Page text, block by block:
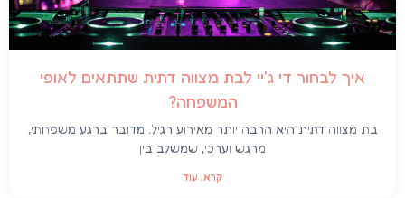
איך לבחור די ג'יי לבת מצווה דתית שתתאים לאופי
המשפחה?
בת מצווה דתית היא הרבה יותר מאירוע רגיל. מדובר ברגע משפחתי,
מרגש וערכי, שמשלב בין
קראו עוד